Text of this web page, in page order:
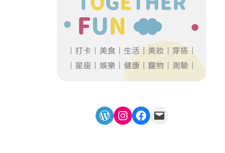
WordPress
Instagram
Facebook
Mail